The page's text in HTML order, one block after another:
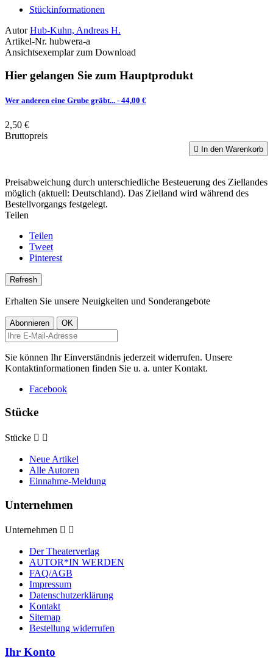
Stückinformationen
Autor Hub-Kuhn, Andreas H.
Artikel-Nr. hubwera-a
Ansichtsexemplar zum Download
Hier gelangen Sie zum Hauptprodukt
Wer anderen eine Grube gräbt... - 44,00 €
2,50 €
Bruttopreis
 In den Warenkorb
Preisabweichung durch unterschiedliche Besteuerung des Ziellandes
möglich (aktuell: Deutschland). Das Zielland wird während des
Bestellvorgangs festgelegt.
Teilen
Teilen
Tweet
Pinterest
Erhalten Sie unsere Neuigkeiten und Sonderangebote
Sie können Ihr Einverständnis jederzeit widerrufen. Unsere
Kontaktinformationen finden Sie u. a. unter Kontakt.
Facebook
Stücke
Stücke  
Neue Artikel
Alle Autoren
Einnahme-Meldung
Unternehmen
Unternehmen  
Der Theaterverlag
AUTOR*IN WERDEN
FAQ/AGB
Impressum
Datenschutzerklärung
Kontakt
Sitemap
Bestellung widerrufen
Ihr Konto